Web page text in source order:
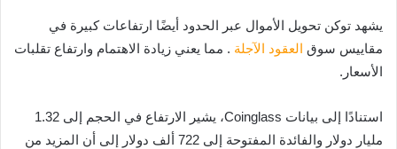
يشهد توكن تحويل الأموال عبر الحدود أيضًا ارتفاعات كبيرة في
مقاييس سوق العقود الآجلة . مما يعني زيادة الاهتمام وارتفاع تقلبات
الأسعار.
استنادًا إلى بيانات Coinglass، يشير الارتفاع في الحجم إلى 1.32
مليار دولار والفائدة المفتوحة إلى 722 ألف دولار إلى أن المزيد من